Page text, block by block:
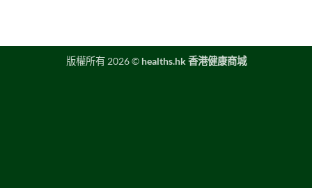
版權所有 2026 © healths.hk 香港健康商城